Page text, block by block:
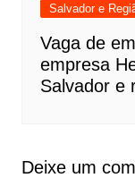
Salvador e
Vaga de
empresa
Salvador e
Deixe um